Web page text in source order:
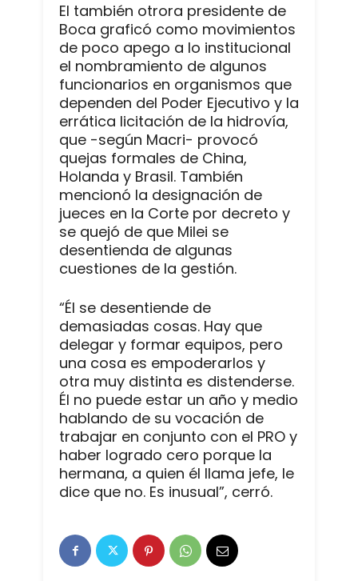
El también otrora presidente de
Boca graficó como movimientos
de poco apego a lo institucional
el nombramiento de algunos
funcionarios en organismos que
dependen del Poder Ejecutivo y la
errática licitación de la hidrovía,
que -según Macri- provocó
quejas formales de China,
Holanda y Brasil. También
mencionó la designación de
jueces en la Corte por decreto y
se quejó de que Milei se
desentienda de algunas
cuestiones de la gestión.
“Él se desentiende de
demasiadas cosas. Hay que
delegar y formar equipos, pero
una cosa es empoderarlos y
otra muy distinta es distenderse.
Él no puede estar un año y medio
hablando de su vocación de
trabajar en conjunto con el PRO y
haber logrado cero porque la
hermana, a quien él llama jefe, le
dice que no. Es inusual”, cerró.